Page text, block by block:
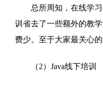
总所周知，在线学习
训省去了一些额外的教
费少。至于大家最关心
（2）Java线下培训